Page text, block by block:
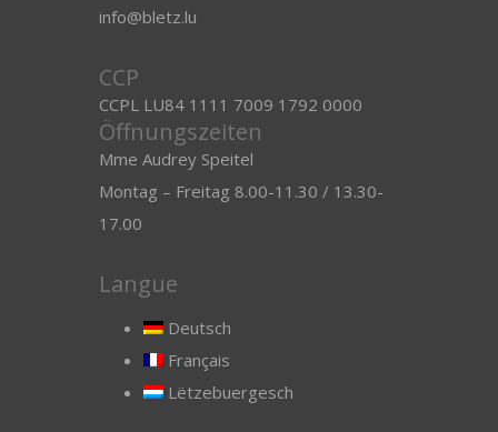
info@bletz.lu
CCP
CCPL LU84 1111 7009 1792 0000
Öffnungszeiten
Mme Audrey Speitel
Montag – Freitag 8.00-11.30 / 13.30-
17.00
Langue
Deutsch
Français
Lëtzebuergesch